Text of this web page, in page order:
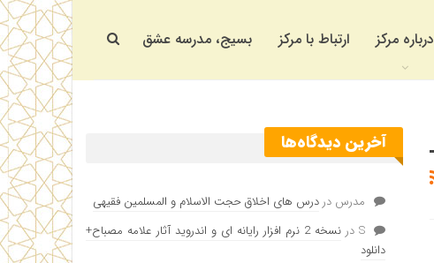
درباره مرکز ارتباط با مرکز بسیج، مدرسه عشق
آخرین دیدگاه‌ها
مدرس در درس های اخلاق حجت الاسلام و المسلمین فقیهی
Sدر
نسخه 2 نرم افزار رایانه ای و اندروید آثار علامه مصباح+
دانلود